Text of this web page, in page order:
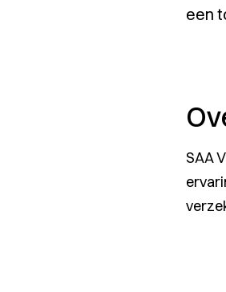
een
SAA